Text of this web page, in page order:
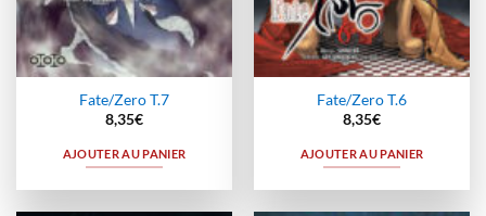
Fate/Zero T.7
8,35€
AJOUTER AU PANIER
Fate/Zero T.6
8,35€
AJOUTER AU PANIER